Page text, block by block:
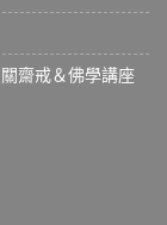
齋戒＆佛學講座